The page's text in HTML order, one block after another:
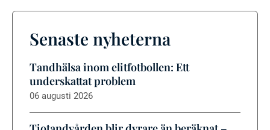
Senaste nyheterna
Tandhälsa inom elitfotbollen: Ett
underskattat problem
06 augusti 2026